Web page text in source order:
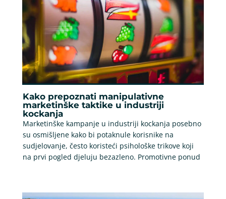
Kako prepoznati manipulativne
marketinške taktike u industriji
kockanja
Marketinške kampanje u industriji kockanja posebno
su osmišljene kako bi potaknule korisnike na
sudjelovanje, često koristeći psihološke trikove koji
na prvi pogled djeluju bezazleno. Promotivne ponud